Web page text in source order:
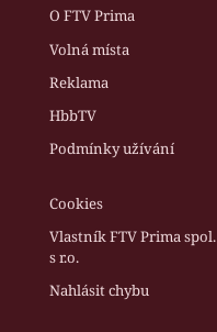
O FTV Prima
Volná místa
Reklama
HbbTV
Podmínky užívání
Cookies
Vlastník FTV Prima spol.
s r.o.
Nahlásit chybu